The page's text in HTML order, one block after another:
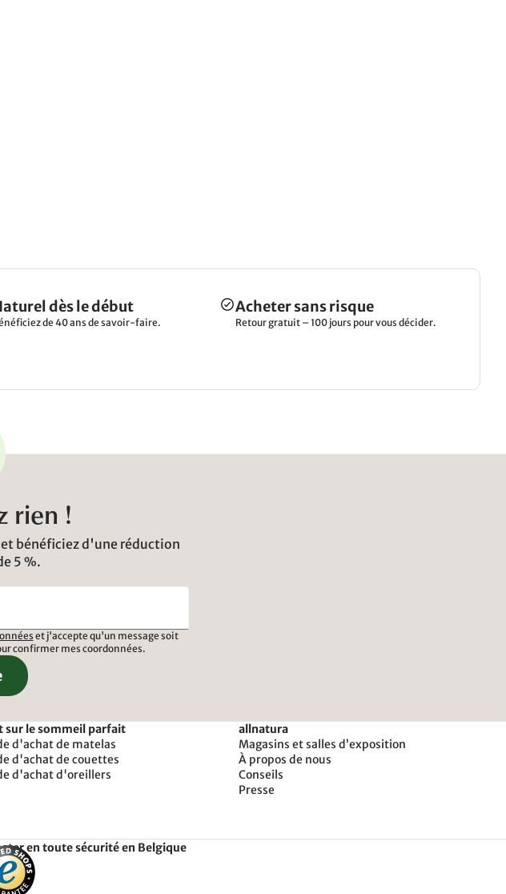
dès le début
de 40 ans de savoir-faire.
Acheter sans risque
Retour gratuit – 100 jours pour vous décider.
rien !
bénéficiez d'une réduction
5 %.
et j'accepte qu'un message soit
confirmer mes coordonnées.
sur le sommeil parfait
d'achat de matelas
d'achat de couettes
d'achat d'oreillers
allnatura
Magasins et salles d’exposition
À propos de nous
Conseils
Presse
en toute sécurité en Belgique